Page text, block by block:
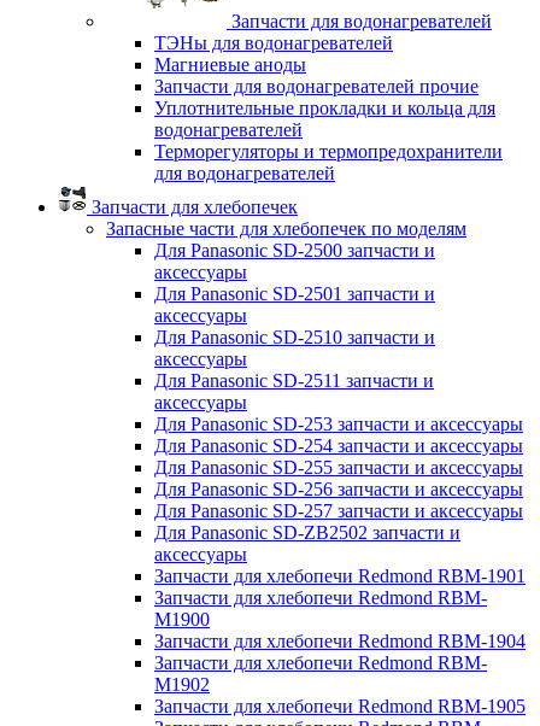
Запчасти для водонагревателей
ТЭНы для водонагревателей
Магниевые аноды
Запчасти для водонагревателей прочие
Уплотнительные прокладки и кольца для
водонагревателей
Терморегуляторы и термопредохранители
для водонагревателей
Запчасти для хлебопечек
Запасные части для хлебопечек по моделям
Для Panasonic SD-2500 запчасти и
аксессуары
Для Panasonic SD-2501 запчасти и
аксессуары
Для Panasonic SD-2510 запчасти и
аксессуары
Для Panasonic SD-2511 запчасти и
аксессуары
Для Panasonic SD-253 запчасти и аксессуары
Для Panasonic SD-254 запчасти и аксессуары
Для Panasonic SD-255 запчасти и аксессуары
Для Panasonic SD-256 запчасти и аксессуары
Для Panasonic SD-257 запчасти и аксессуары
Для Panasonic SD-ZB2502 запчасти и
аксессуары
Запчасти для хлебопечи Redmond RBM-1901
Запчасти для хлебопечи Redmond RBM-
M1900
Запчасти для хлебопечи Redmond RBM-1904
Запчасти для хлебопечи Redmond RBM-
M1902
Запчасти для хлебопечи Redmond RBM-1905